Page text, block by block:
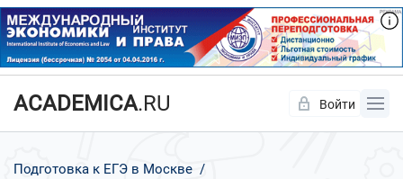
ACADEMICA.RU Войти
Подготовка к ЕГЭ в Москве
Да Нет